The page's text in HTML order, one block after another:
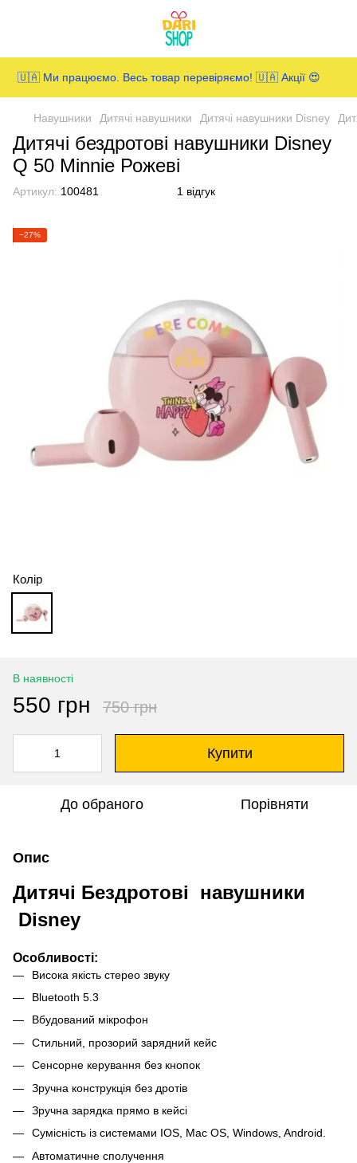
🇺🇦 Ми працюємо. Весь товар перевіряємо! 🇺🇦 Акції 😍
Навушники Дитячі навушники Дитячі навушники Disney
Дитячі бездротові навушники Disney
Q 50 Minnie Рожеві
Артикул: 100481 1 відгук
−27%
Колір
В наявності
550 грн 750 грн
Купити
До обраного Порівняти
Опис
Дитячі Бездротові навушники
Disney
Особливості:
Висока якість стерео звуку
Bluetooth 5.3
Вбудований мікрофон
Стильний, прозорий зарядний кейс
Сенсорне керування без кнопок
Зручна конструкція без дротів
Зручна зарядка прямо в кейсі
Сумісність із системами IOS, Mac OS, Windows, Android.
Автоматичне сполучення